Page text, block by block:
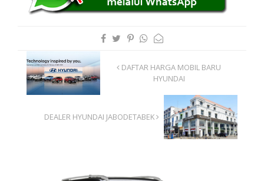
DAFTAR HARGA MOBIL BARU
HYUNDAI
DEALER HYUNDAI JABODETABEK